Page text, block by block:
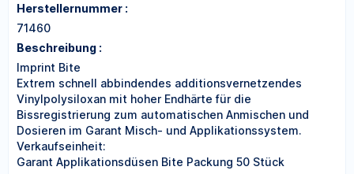
Herstellernummer :
71460
Beschreibung :
Imprint Bite
Extrem schnell abbindendes additionsvernetzendes
Vinylpolysiloxan mit hoher Endhärte für die
Bissregistrierung zum automatischen Anmischen und
Dosieren im Garant Misch- und Applikationssystem.
Verkaufseinheit:
Garant Applikationsdüsen Bite Packung 50 Stück